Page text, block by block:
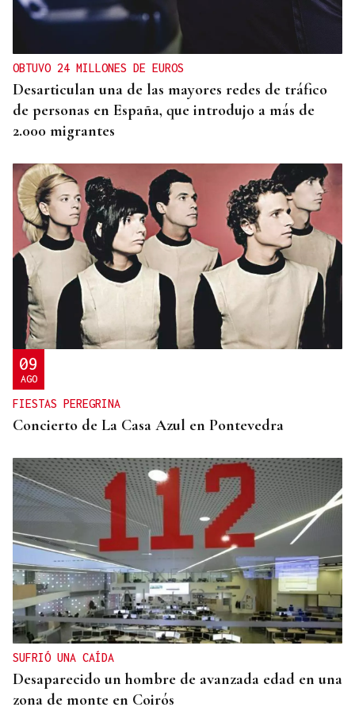
Vídeo | Se desata un incendio forestal en una
OBTUVO 24 MILLONES DE EUROS
Desarticulan una de las mayores redes de tráfico
de personas en España, que introdujo a más de
2.000 migrantes
09
AGO
FIESTAS PEREGRINA
Concierto de La Casa Azul en Pontevedra
SUFRIÓ UNA CAÍDA
Desaparecido un hombre de avanzada edad en una
zona de monte en Coirós